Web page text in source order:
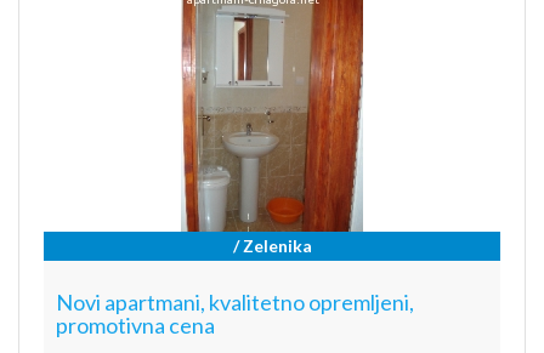
/ Zelenika
Novi apartmani, kvalitetno opremljeni,
promotivna cena